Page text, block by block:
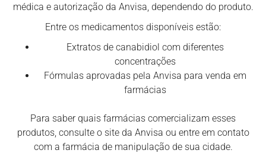
médica e autorização da Anvisa, dependendo do produto.
Entre os medicamentos disponíveis estão:
Extratos de canabidiol com diferentes
concentrações
Fórmulas aprovadas pela Anvisa para venda em
farmácias
Para saber quais farmácias comercializam esses
produtos, consulte o site da Anvisa ou entre em contato
com a farmácia de manipulação de sua cidade.